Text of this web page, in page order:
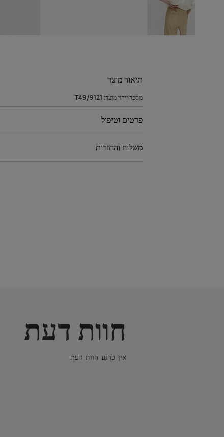
תיאור מוצר
מספר זיהוי מוצר: T49/9121
פרטים וטיפול
משלוח והחזרות
חוות דעת
אין כרגע חוות דעת